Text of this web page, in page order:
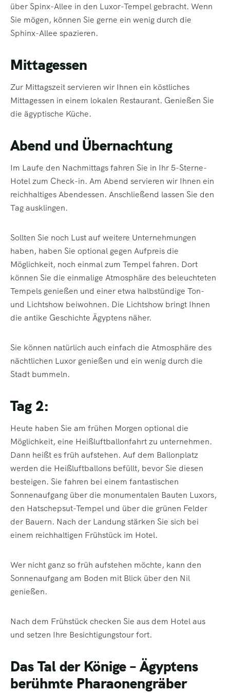
über Spinx-Allee in den Luxor-Tempel gebracht. Wenn
Sie mögen, können Sie gerne ein wenig durch die
Sphinx-Allee spazieren.
Mittagessen
Zur Mittagszeit servieren wir Ihnen ein köstliches
Mittagessen in einem lokalen Restaurant. Genießen Sie
die ägyptische Küche.
Abend und Übernachtung
Im Laufe den Nachmittags fahren Sie in Ihr 5-Sterne-
Hotel zum Check-in. Am Abend servieren wir Ihnen ein
reichhaltiges Abendessen. Anschließend lassen Sie den
Tag ausklingen.
Sollten Sie noch Lust auf weitere Unternehmungen
haben, haben Sie optional gegen Aufpreis die
Möglichkeit, noch einmal zum Tempel fahren. Dort
können Sie die einmalige Atmosphäre des beleuchteten
Tempels genießen und einer etwa halbstündige Ton-
und Lichtshow beiwohnen. Die Lichtshow bringt Ihnen
die antike Geschichte Ägyptens näher.
Sie können natürlich auch einfach die Atmosphäre des
nächtlichen Luxor genießen und ein wenig durch die
Stadt bummeln.
Tag 2:
Heute haben Sie am frühen Morgen optional die
Möglichkeit, eine Heißluftballonfahrt zu unternehmen.
Dann heißt es früh aufstehen. Auf dem Ballonplatz
werden die Heißluftballons befüllt, bevor Sie diesen
besteigen. Sie fahren bei einem fantastischen
Sonnenaufgang über die monumentalen Bauten Luxors,
den Hatschepsut-Tempel und über die grünen Felder
der Bauern. Nach der Landung stärken Sie sich bei
einem reichhaltigen Frühstück im Hotel.
Wer nicht ganz so früh aufstehen möchte, kann den
Sonnenaufgang am Boden mit Blick über den Nil
genießen.
Nach dem Frühstück checken Sie aus dem Hotel aus
und setzen Ihre Besichtigungstour fort.
Das Tal der Könige – Ägyptens
berühmte Pharaonengräber